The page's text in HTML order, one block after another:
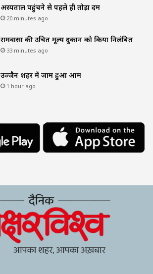
अस्पताल पहुंचने से पहले ही तोड़ा दम
20 minutes ago
रामवासा की उचित मूल्य दुकान को किया निलंबित
33 minutes ago
उज्जैन शहर में जाम हुआ आम
1 hour ago